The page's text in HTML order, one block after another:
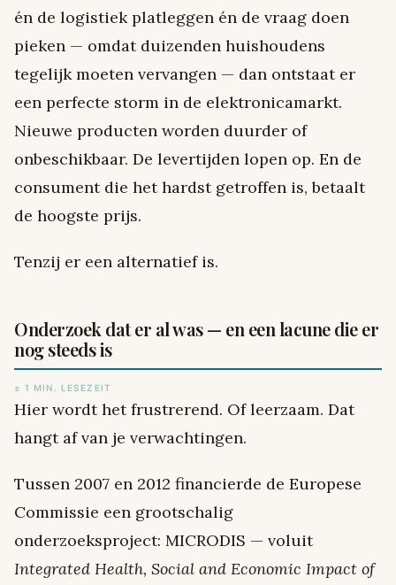
én de logistiek platleggen én de vraag doen
pieken — omdat duizenden huishoudens
tegelijk moeten vervangen — dan ontstaat er
een perfecte storm in de elektronicamarkt.
Nieuwe producten worden duurder of
onbeschikbaar. De levertijden lopen op. En de
consument die het hardst getroffen is, betaalt
de hoogste prijs.
Tenzij er een alternatief is.
Onderzoek dat er al was — en een lacune die er
nog steeds is
± 1 MIN. LESEZEIT
Hier wordt het frustrerend. Of leerzaam. Dat
hangt af van je verwachtingen.
Tussen 2007 en 2012 financierde de Europese
Commissie een grootschalig
onderzoeksproject: MICRODIS — voluit
Integrated Health, Social and Economic Impact of